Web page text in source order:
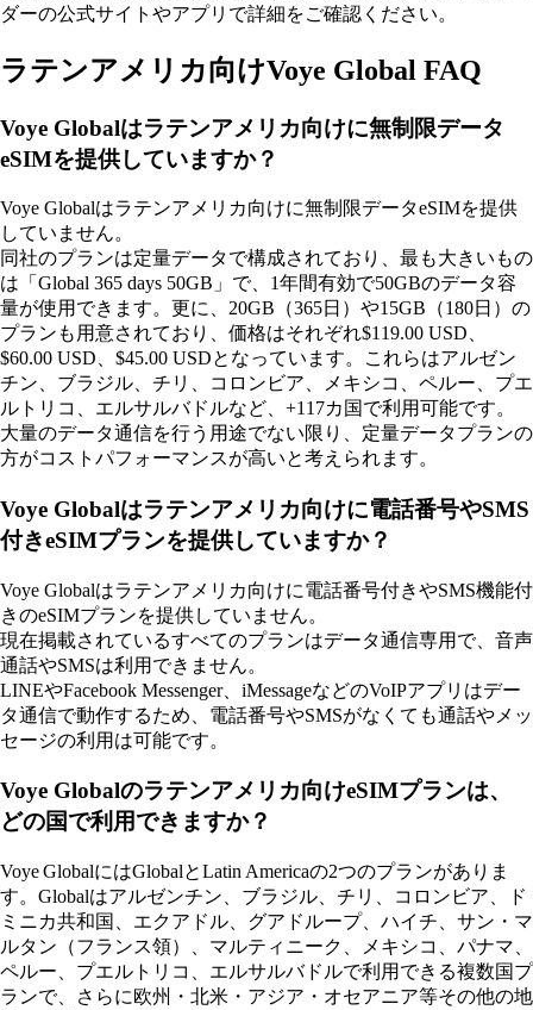
ダーの公式サイトやアプリで詳細をご確認ください。
ラテンアメリカ向けVoye Global FAQ
Voye Globalはラテンアメリカ向けに無制限データ
eSIMを提供していますか？
Voye Globalはラテンアメリカ向けに無制限データeSIMを提供
していません。
同社のプランは定量データで構成されており、最も大きいもの
は「Global 365 days 50GB」で、1年間有効で50GBのデータ容
量が使用できます。更に、20GB（365日）や15GB（180日）の
プランも用意されており、価格はそれぞれ$119.00 USD、
$60.00 USD、$45.00 USDとなっています。これらはアルゼン
チン、ブラジル、チリ、コロンビア、メキシコ、ペルー、プエ
ルトリコ、エルサルバドルなど、+117カ国で利用可能です。
大量のデータ通信を行う用途でない限り、定量データプランの
方がコストパフォーマンスが高いと考えられます。
Voye Globalはラテンアメリカ向けに電話番号やSMS
付きeSIMプランを提供していますか？
Voye Globalはラテンアメリカ向けに電話番号付きやSMS機能付
きのeSIMプランを提供していません。
現在掲載されているすべてのプランはデータ通信専用で、音声
通話やSMSは利用できません。
LINEやFacebook Messenger、iMessageなどのVoIPアプリはデー
タ通信で動作するため、電話番号やSMSがなくても通話やメッ
セージの利用は可能です。
Voye Globalのラテンアメリカ向けeSIMプランは、
どの国で利用できますか？
Voye GlobalにはGlobalとLatin Americaの2つのプランがありま
す。Globalはアルゼンチン、ブラジル、チリ、コロンビア、ド
ミニカ共和国、エクアドル、グアドループ、ハイチ、サン・マ
ルタン（フランス領）、マルティニーク、メキシコ、パナマ、
ペルー、プエルトリコ、エルサルバドルで利用できる複数国プ
ランで、さらに欧州・北米・アジア・オセアニア等その他の地